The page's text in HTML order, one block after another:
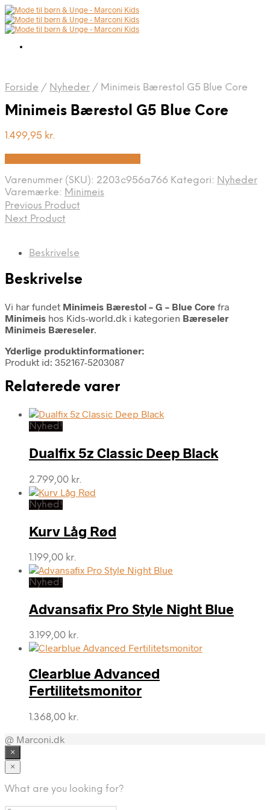
Forside / Nyheder / Minimeis Bærestol G5 Blue Core
Minimeis Bærestol G5 Blue Core
1.499,95 kr.
Varenummer (SKU): 2203c956a766 Kategori: Nyheder
Varemærke: Minimeis
Previous Product
Next Product
Beskrivelse
Beskrivelse
Vi har fundet Minimeis Bærestol – G – Blue Core fra
Minimeis hos Kids-world.dk i kategorien Bæreseler
Minimeis Bæreseler.
Yderlige produktinformationer:
Produkt id: 352167-5203087
Relaterede varer
Nyhed!
Dualfix 5z Classic Deep Black
2.799,00 kr.
Nyhed!
Kurv Låg Rød
1.199,00 kr.
Nyhed!
Advansafix Pro Style Night Blue
3.199,00 kr.
Clearblue Advanced
Fertilitetsmonitor
1.368,00 kr.
@ Marconi.dk
×
×
What are you looking for?